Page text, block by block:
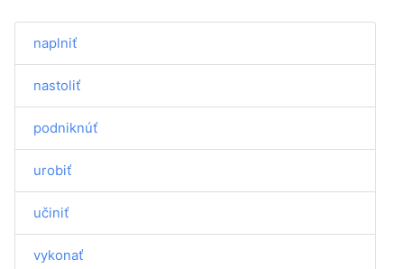
naplniť
nastoliť
podniknúť
urobiť
učiniť
vykonať